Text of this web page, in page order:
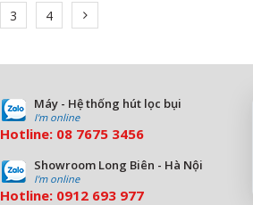
3 4
Máy - Hệ thống hút lọc bụi
I'm online
Hotline: 08 7675 3456
Showroom Long Biên - Hà Nội
I'm online
Hotline: 0912 693 977